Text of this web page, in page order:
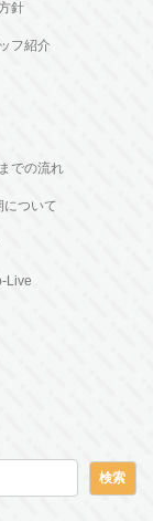
針
フ紹介
での流れ
について
Live
検索